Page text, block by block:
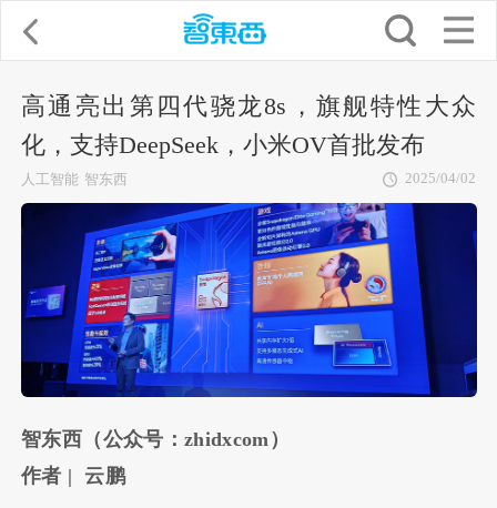
高通亮出第四代骁龙8s，旗舰特性大众
化，支持DeepSeek，小米OV首批发布
人工智能 智东西 2025/04/02
智东西（公众号：zhidxcom）
作者 | 云鹏